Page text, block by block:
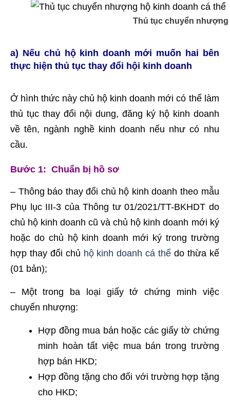
Thủ tục chuyển
a) Nếu chủ hộ kinh doanh mới muốn hai bên
thực hiện thủ tục thay đổi hội kinh doanh
Ở hình thức này chủ hộ kinh doanh mới có thể làm
thủ tục thay đổi nội dung, đăng ký hộ kinh doanh
về tên, ngành nghề kinh doanh nếu như có nhu
cầu.
Bước 1: Chuẩn bị hồ sơ
– Thông báo thay đổi chủ hộ kinh doanh theo mẫu
Phụ lục III-3 của Thông tư 01/2021/TT-BKHDT do
chủ hộ kinh doanh cũ và chủ hộ kinh doanh mới ký
hoặc do chủ hộ kinh doanh mới ký trong trường
hợp thay đổi chủ hộ kinh doanh cá thể do thừa kế
(01 bản);
– Một trong ba loại giấy tớ chứng minh việc
chuyển nhượng:
Hợp đồng mua bán hoặc các giấy tờ chứng
minh hoàn tất việc mua bán trong trường
hợp bán HKD;
Hợp đồng tặng cho đối với trường hợp tặng
cho HKD;